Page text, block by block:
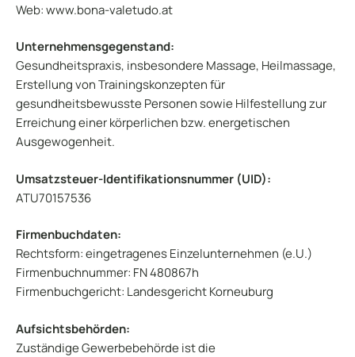
Web: www.bona-valetudo.at
Unternehmensgegenstand:
Gesundheitspraxis, insbesondere Massage, Heilmassage,
Erstellung von Trainingskonzepten für
gesundheitsbewusste Personen sowie Hilfestellung zur
Erreichung einer körperlichen bzw. energetischen
Ausgewogenheit.
Umsatzsteuer-Identifikationsnummer (UID):
ATU70157536
Firmenbuchdaten:
Rechtsform: eingetragenes Einzelunternehmen (e.U.)
Firmenbuchnummer: FN 480867h
Firmenbuchgericht: Landesgericht Korneuburg
Aufsichtsbehörden:
Zuständige Gewerbebehörde ist die